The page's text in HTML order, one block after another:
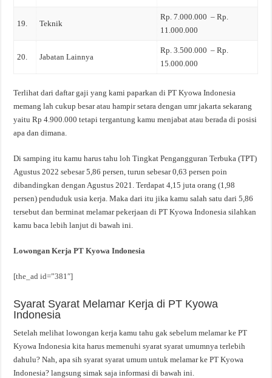
19. Teknik
Rp. 7.000.000 – Rp.
11.000.000
20. Jabatan Lainnya
Rp. 3.500.000 – Rp.
15.000.000
Terlihat dari daftar gaji yang kami paparkan di PT Kyowa Indonesia
memang lah cukup besar atau hampir setara dengan umr jakarta sekarang
yaitu Rp 4.900.000 tetapi tergantung kamu menjabat atau berada di posisi
apa dan dimana.
Di samping itu kamu harus tahu loh Tingkat Pengangguran Terbuka (TPT)
Agustus 2022 sebesar 5,86 persen, turun sebesar 0,63 persen poin
dibandingkan dengan Agustus 2021. Terdapat 4,15 juta orang (1,98
persen) penduduk usia kerja. Maka dari itu jika kamu salah satu dari 5,86
tersebut dan berminat melamar pekerjaan di PT Kyowa Indonesia silahkan
kamu baca lebih lanjut di bawah ini.
Lowongan Kerja PT Kyowa Indonesia
[the_ad id=”381″]
Syarat Syarat Melamar Kerja di PT Kyowa
Indonesia
Setelah melihat lowongan kerja kamu tahu gak sebelum melamar ke PT
Kyowa Indonesia kita harus memenuhi syarat syarat umumnya terlebih
dahulu? Nah, apa sih syarat syarat umum untuk melamar ke PT Kyowa
Indonesia? langsung simak saja informasi di bawah ini.